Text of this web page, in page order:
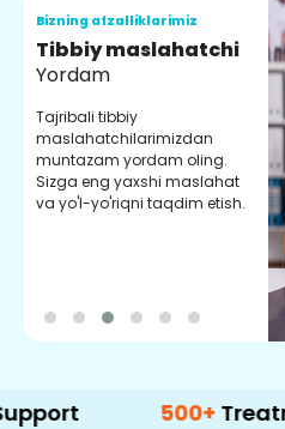
Bizning afzalliklarimiz
Tibbiy maslahatchi
Yordam
Tajribali tibbiy
maslahatchilarimizdan
muntazam yordam oling.
Sizga eng yaxshi maslahat
va yo'l-yo'riqni taqdim etish.
Treatment